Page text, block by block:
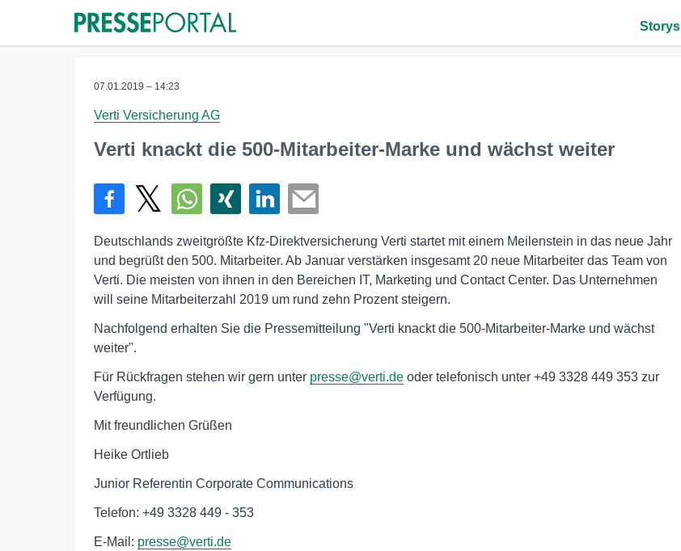
Storys
07.01.2019 – 14:23
Verti Versicherung AG
Verti knackt die 500-Mitarbeiter-Marke und wächst weiter
Deutschlands zweitgrößte Kfz-Direktversicherung Verti startet mit einem Meilenstein in das neue Jahr
und begrüßt den 500. Mitarbeiter. Ab Januar verstärken insgesamt 20 neue Mitarbeiter das Team von
Verti. Die meisten von ihnen in den Bereichen IT, Marketing und Contact Center. Das Unternehmen
will seine Mitarbeiterzahl 2019 um rund zehn Prozent steigern.
Nachfolgend erhalten Sie die Pressemitteilung "Verti knackt die 500-Mitarbeiter-Marke und wächst
weiter".
Für Rückfragen stehen wir gern unter presse@verti.de oder telefonisch unter +49 3328 449 353 zur
Verfügung.
Mit freundlichen Grüßen
Heike Ortlieb
Junior Referentin Corporate Communications
Telefon: +49 3328 449 - 353
E-Mail: presse@verti.de